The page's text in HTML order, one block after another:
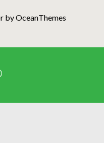
by OceanThemes